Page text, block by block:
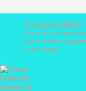
inviaggioconlabibi
💃 Una Bibi, donna
molto ✈️Amo
i miei viaggi